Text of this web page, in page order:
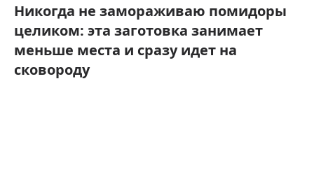
Никогда не замораживаю помидоры
целиком: эта заготовка занимает
меньше места и сразу идет на
сковороду